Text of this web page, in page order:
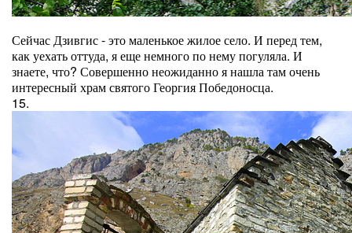
Сейчас Дзивгис - это маленькое жилое село. И перед тем,
как уехать оттуда, я еще немного по нему погуляла. И
знаете, что? Совершенно неожиданно я нашла там очень
интересный храм святого Георгия Победоносца.
15.